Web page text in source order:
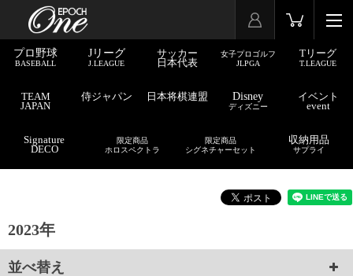
プロ野球
BASEBALL
Jリーグ
J.LEAGUE
サッカー
日本代表
女子プロゴルフ
JLPGA
Tリーグ
T.LEAGUE
TEAM
JAPAN
侍ジャパン 日本将棋連盟 Disney
ディズニー
イベント
event
Signature
DECO
限定商品
ホロスペクトラ
限定商品
シグネチャーセット
収納用品
サプライ
2023年
並べ替え